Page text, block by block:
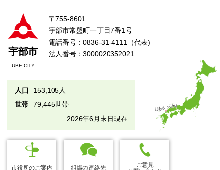
宇部市
UBE CITY
〒755-8601
宇部市常盤町一丁目7番1号
電話番号：0836-31-4111（代表)
法人番号：3000020352021
人口
153,105人
世帯
79,445世帯
2026年6月末日現在
市役所のご案内 組織の連絡先
ご意見